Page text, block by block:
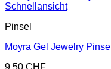
Schnellansicht
Pinsel
Moyra Gel Jewelry
9.50 CHF